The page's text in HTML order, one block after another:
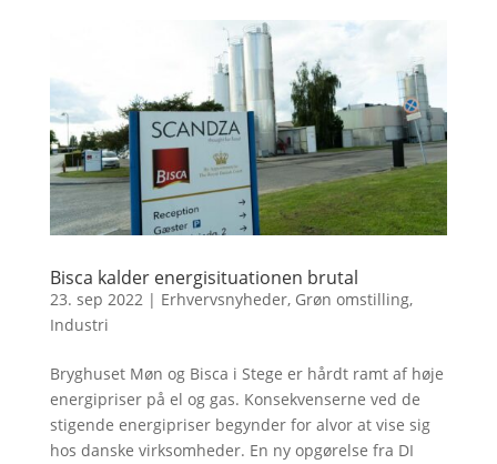
Bisca kalder energisituationen brutal
23. sep 2022| Erhvervsnyheder, Grøn omstilling,
Industri
Bryghuset Møn og Bisca i Stege er hårdt ramt af høje
energipriser på el og gas. Konsekvenserne ved de
stigende energipriser begynder for alvor at vise sig
hos danske virksomheder. En ny opgørelse fra DI